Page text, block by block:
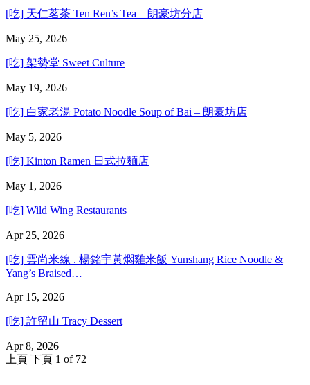
[吃] 天仁茗茶 Ten Ren’s Tea – 朗豪坊分店
May 25, 2026
[吃] 架勢堂 Sweet Culture
May 19, 2026
[吃] 白家老湯 Potato Noodle Soup of Bai – 朗豪坊店
May 5, 2026
[吃] Kinton Ramen 日式拉麵店
May 1, 2026
[吃] Wild Wing Restaurants
Apr 25, 2026
[吃] 雲尚米線 . 楊銘宇黃燜雞米飯 Yunshang Rice Noodle &
Yang’s Braised…
Apr 15, 2026
[吃] 許留山 Tracy Dessert
Apr 8, 2026
上頁 下頁 1 of 72